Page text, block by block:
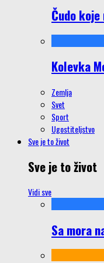
Čudo
Kolevka
Zemlja
Svet
Sport
Ugostiteljstvo
Sve je to život
Sve je to život
Vidi sve
Sa mora